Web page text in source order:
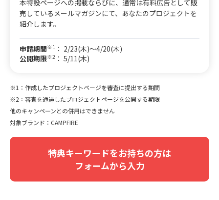
本特設ページへの掲載ならびに、通常は有料広告として販
売しているメールマガジンにて、あなたのプロジェクトを
紹介します。
申請期間※1 ： 2/23(木)〜4/20(木)
公開期限※2 ： 5/11(木)
※1：作成したプロジェクトページを審査に提出する期間
※2：審査を通過したプロジェクトページを公開する期限
他のキャンペーンとの併用はできません
対象ブランド：CAMPFIRE
特典キーワードをお持ちの方は
フォームから入力